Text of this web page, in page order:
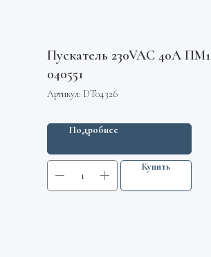
Пускатель 230VAC 40А
040551
Артикул: DT04326
Подробнее
Купить